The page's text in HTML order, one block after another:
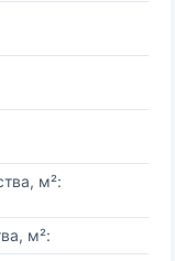
м²:
м²: